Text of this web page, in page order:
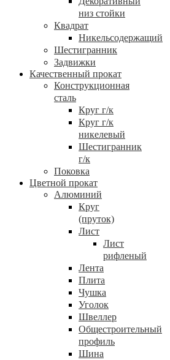
низ стойки
Квадрат
Никельсодержащий
Шестигранник
Задвижки
Качественный прокат
Конструкционная
сталь
Круг г/к
Круг г/к
никелевый
Шестигранник
г/к
Поковка
Цветной прокат
Алюминий
Круг
(пруток)
Лист
Лист
рифленый
Лента
Плита
Чушка
Уголок
Швеллер
Общестроительный
профиль
Шина